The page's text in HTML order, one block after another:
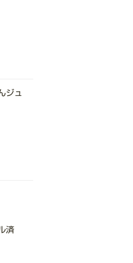
ジュ
済